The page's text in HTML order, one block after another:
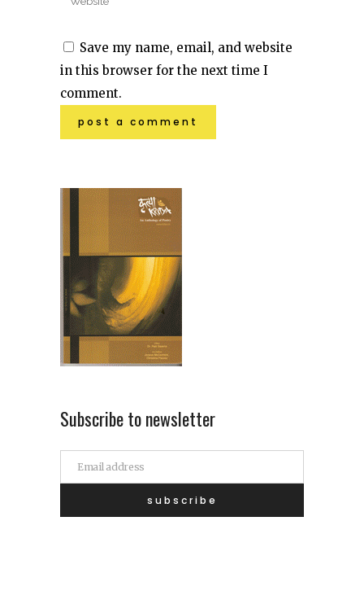
Save my name, email, and website
in this browser for the next time I
comment.
Subscribe to newsletter